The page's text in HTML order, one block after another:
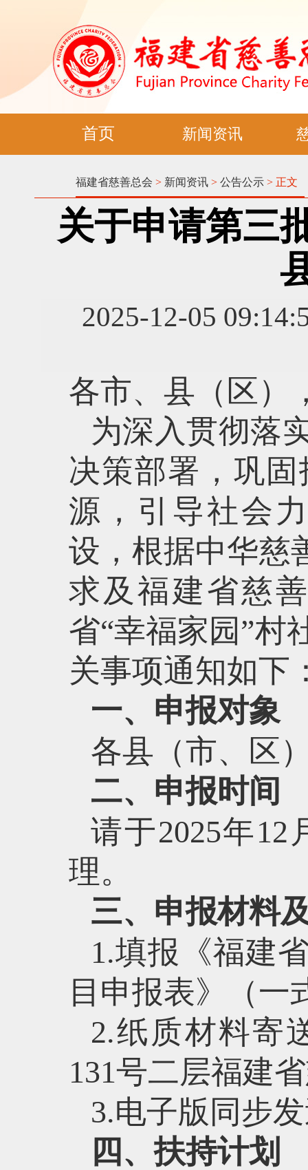
首页 新闻资讯
福建省慈善总会 > 新闻资讯 > 公告公示 > 正文
关于申请第三
2025-12-05
各市、县（区）
为深入贯彻落
决策部署，巩
源，引导社会
设，根据中华慈
求及福建省慈
省“幸福家园”村
关事项通知如下
一、申报对象
各县（市、区
二、申报时间
请于2025年
理。
三、申报材料
1.填报《福建
目申报表》（一
2.纸质材料寄
131号二层福建
3.电子版同步
四、扶持计划